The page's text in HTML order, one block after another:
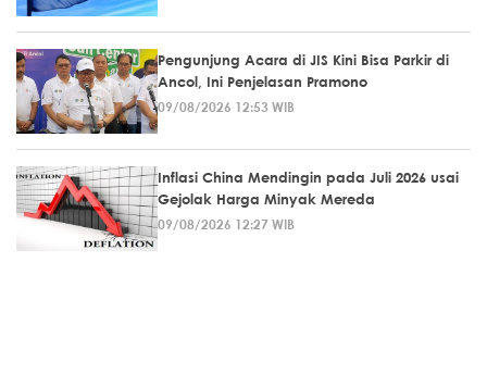
Pengunjung Acara di JIS Kini Bisa Parkir di
Ancol, Ini Penjelasan Pramono
09/08/2026 12:53 WIB
Inflasi China Mendingin pada Juli 2026 usai
Gejolak Harga Minyak Mereda
09/08/2026 12:27 WIB